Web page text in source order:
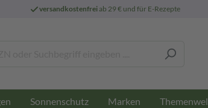
versandkostenfreiab 29 € und für E-Rezepte
Sonnenschutz Marken